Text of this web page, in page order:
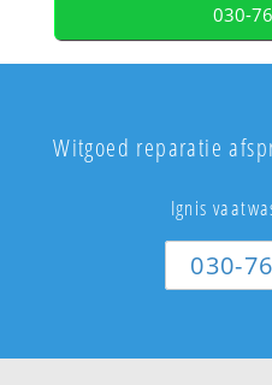
030-
Witgoed reparatie
Ignis
030-